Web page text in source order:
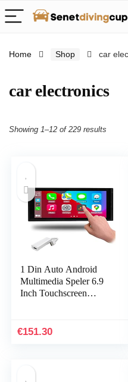
Home Shop car
car electronics
Showing 1–12 of 229 results
1 Din Auto Android
Multimedia Speler 6.9
Inch Touchscreen
Universele 1din Auto…
€151.30